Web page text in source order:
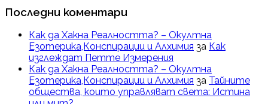
Последни коментари
Как да Хакна Реалността? – Окултна
Езотерика,Конспирации и Алхимия за Как
изглеждат Петте Измерения
Как да Хакна Реалността? – Окултна
Езотерика,Конспирации и Алхимия за Тайните
общества, които управляват света: Истина